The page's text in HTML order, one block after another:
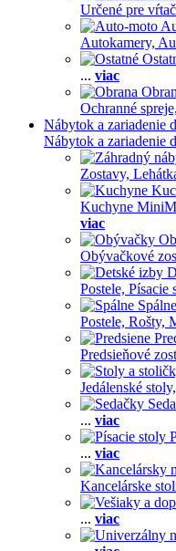
Určené pre
Autokamery,
... viac
Ochranné spreje,
Nábytok a zariadenie
Nábytok a zariadenie
Zostavy,
Kuchyne
viac
Obývačkové
Postele, Písacie
Spálne
Postele, Rošty,
Predsieňové
Jedálenské stoly,
... viac
... viac
Kancelárske
... viac